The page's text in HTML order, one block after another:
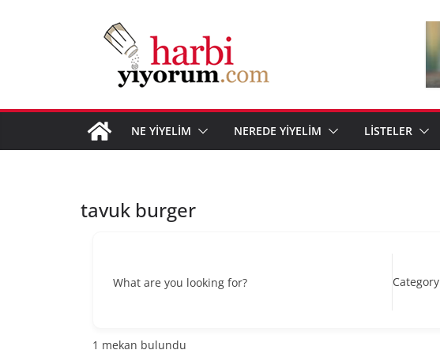
NE YİYELİM NEREDE YİYELİM LİSTELER
tavuk burger
What are you looking for? Category
1 mekan bulundu